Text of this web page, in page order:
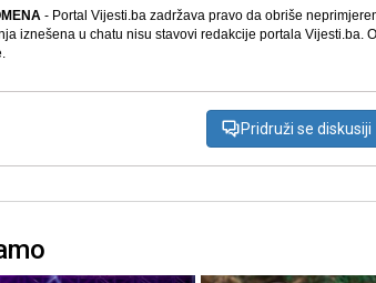
- Portal Vijesti.ba zadržava pravo da obriše
iznešena u chatu nisu stavovi redakcije portala Vijesti.ba.
Pridruži se diskusiji